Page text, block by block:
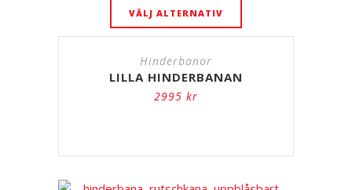
VÄLJ ALTERNATIV
Hinderbanor
LILLA HINDERBANAN
2995 kr